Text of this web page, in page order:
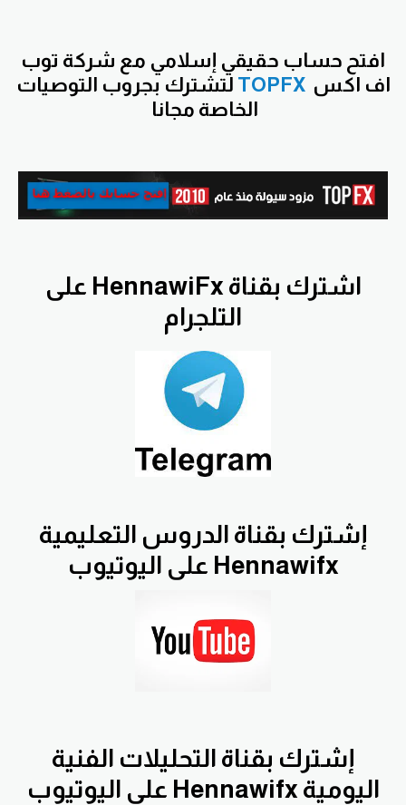
افتح حساب حقيقي إسلامي مع شركة توب
اف اكسTOPFX لتشترك بجروب التوصيات
الخاصة مجانا
اشترك بقناة HennawiFx على
التلجرام
إشترك بقناة الدروس التعليمية
Hennawifx على اليوتيوب
إشترك بقناة التحليلات الفنية
اليومية Hennawifx على اليوتيوب